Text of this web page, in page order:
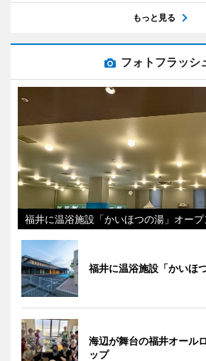
もっと見る
フォトフラッシ
福井に温浴施設「かいほつの湯」オープ
福井に温浴施設「かいほ
海辺が舞台の福井オール
ップ